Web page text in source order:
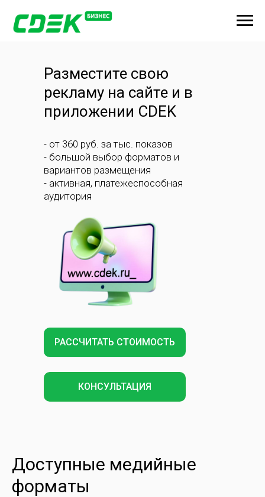
Разместите свою
рекламу на сайте и в
приложении CDEK
- от 360 руб. за тыс. показов
- большой выбор форматов и
вариантов размещения
- активная, платежеспособная
аудитория
РАССЧИТАТЬ СТОИМОСТЬ
КОНСУЛЬТАЦИЯ
Доступные медийные
форматы